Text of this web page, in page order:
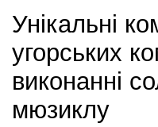
Унікальні
угорських
виконанні
мюзиклу